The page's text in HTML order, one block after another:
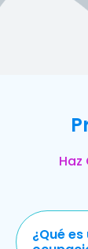
¿Qué